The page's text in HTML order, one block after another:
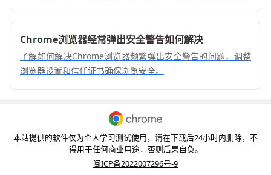
Chrome浏览器经常弹出安全警告如何解决
了解如何解决Chrome浏览器频繁弹出安全警告的问题，调整
浏览器设置和信任证书确保浏览安全。
本站提供的软件仅为个人学习测试使用，请在下载后24小时内删除，不
得用于任何商业用途，否则后果自负。
闽ICP备2022007296号-9